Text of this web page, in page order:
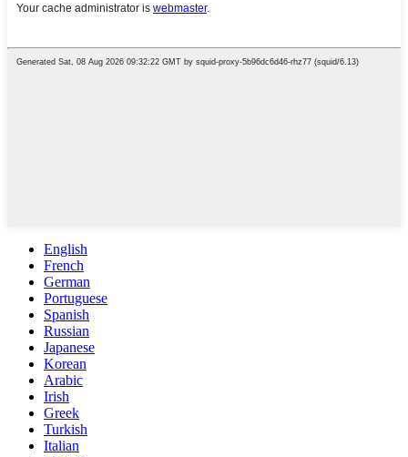
English
French
German
Portuguese
Spanish
Russian
Japanese
Korean
Arabic
Irish
Greek
Turkish
Italian